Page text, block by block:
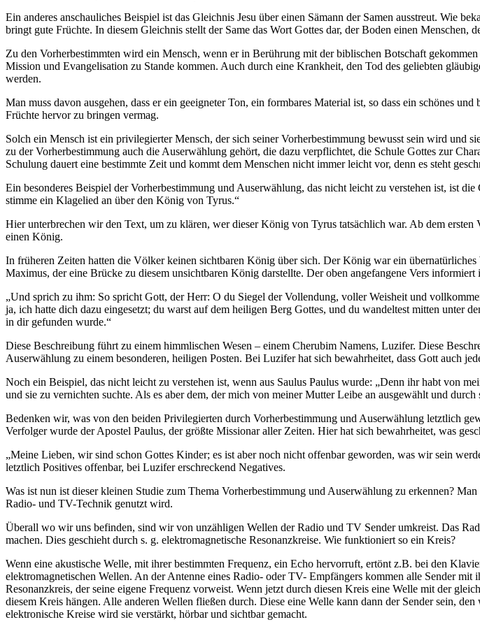
Ein anderes anschauliches Beispiel ist das Gleichnis Jesu über einen Sämann der Samen ausstreut. Wie
bringt gute Früchte. In diesem Gleichnis stellt der Same das Wort Gottes dar, der Boden einen Menschen,
Zu den Vorherbestimmten wird ein Mensch, wenn er in Berührung mit der biblischen Botschaft
Mission und Evangelisation zu Stande kommen. Auch durch eine Krankheit, den Tod des geliebten
werden.
Man muss davon ausgehen, dass er ein geeigneter Ton, ein formbares Material ist, so dass ein schönes
Früchte hervor zu bringen vermag.
Solch ein Mensch ist ein privilegierter Mensch, der sich seiner Vorherbestimmung bewusst sein wird und
zu der Vorherbestimmung auch die Auserwählung gehört, die dazu verpflichtet, die Schule Gottes zur
Schulung dauert eine bestimmte Zeit und kommt dem Menschen nicht immer leicht vor, denn es steht
Ein besonderes Beispiel der Vorherbestimmung und Auserwählung, das nicht leicht zu verstehen ist, ist
stimme ein Klagelied an über den König von Tyrus.“
Hier unterbrechen wir den Text, um zu klären, wer dieser König von Tyrus tatsächlich war. Ab dem
einen König.
In früheren Zeiten hatten die Völker keinen sichtbaren König über sich. Der König war ein
Maximus, der eine Brücke zu diesem unsichtbaren König darstellte. Der oben angefangene Vers
„Und sprich zu ihm: So spricht Gott, der Herr: O du Siegel der Vollendung, voller Weisheit und
ja, ich hatte dich dazu eingesetzt; du warst auf dem heiligen Berg Gottes, und du wandeltest mitten unter
in dir gefunden wurde.“
Diese Beschreibung führt zu einem himmlischen Wesen – einem Cherubim Namens, Luzifer. Diese
Auserwählung zu einem besonderen, heiligen Posten. Bei Luzifer hat sich bewahrheitet, dass Gott auch
Noch ein Beispiel, das nicht leicht zu verstehen ist, wenn aus Saulus Paulus wurde: „Denn ihr habt von
und sie zu vernichten suchte. Als es aber dem, der mich von meiner Mutter Leibe an ausgewählt und
Bedenken wir, was von den beiden Privilegierten durch Vorherbestimmung und Auserwählung letztlich
Verfolger wurde der Apostel Paulus, der größte Missionar aller Zeiten. Hier hat sich bewahrheitet, was
„Meine Lieben, wir sind schon Gottes Kinder; es ist aber noch nicht offenbar geworden, was wir sein
letztlich Positives offenbar, bei Luzifer erschreckend Negatives.
Was ist nun ist dieser kleinen Studie zum Thema Vorherbestimmung und Auserwählung zu erkennen?
Radio- und TV-Technik genutzt wird.
Überall wo wir uns befinden, sind wir von unzähligen Wellen der Radio und TV Sender umkreist. Das
machen. Dies geschieht durch s. g. elektromagnetische Resonanzkreise. Wie funktioniert so ein Kreis?
Wenn eine akustische Welle, mit ihrer bestimmten Frequenz, ein Echo hervorruft, ertönt z.B. bei den
elektromagnetischen Wellen. An der Antenne eines Radio- oder TV- Empfängers kommen alle Sender
Resonanzkreis, der seine eigene Frequenz vorweist. Wenn jetzt durch diesen Kreis eine Welle mit der
diesem Kreis hängen. Alle anderen Wellen fließen durch. Diese eine Welle kann dann der Sender sein,
elektronische Kreise wird sie verstärkt, hörbar und sichtbar gemacht.